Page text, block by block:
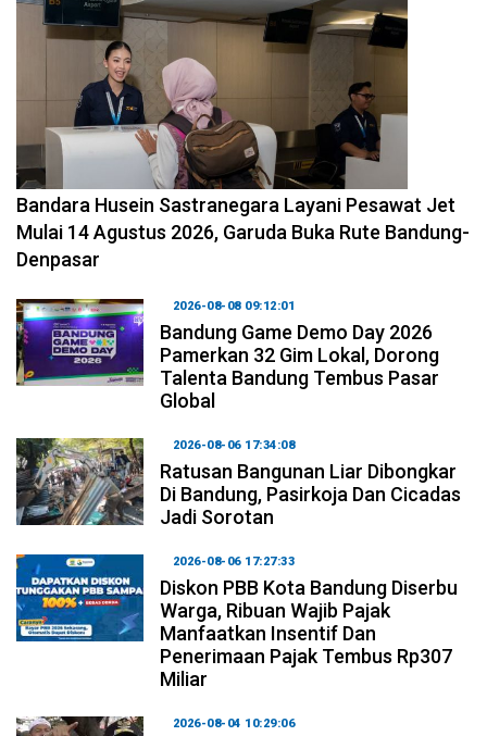
2026-08-08 11:12:29
Bandara Husein Sastranegara Layani Pesawat Jet
Mulai 14 Agustus 2026, Garuda Buka Rute Bandung-
Denpasar
2026-08-08 09:12:01
Bandung Game Demo Day 2026
Pamerkan 32 Gim Lokal, Dorong
Talenta Bandung Tembus Pasar
Global
2026-08-06 17:34:08
Ratusan Bangunan Liar Dibongkar
Di Bandung, Pasirkoja Dan Cicadas
Jadi Sorotan
2026-08-06 17:27:33
Diskon PBB Kota Bandung Diserbu
Warga, Ribuan Wajib Pajak
Manfaatkan Insentif Dan
Penerimaan Pajak Tembus Rp307
Miliar
2026-08-04 10:29:06